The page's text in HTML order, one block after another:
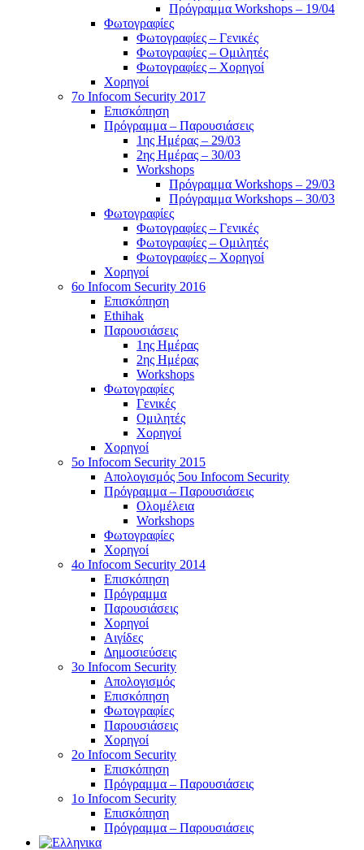
Πρόγραμμα Workshops – 19/04
Φωτογραφίες
Φωτογραφίες – Γενικές
Φωτογραφίες – Ομιλητές
Φωτογραφίες – Χορηγοί
Χορηγοί
7o Infocom Security 2017
Επισκόπηση
Πρόγραμμα – Παρουσιάσεις
1ης Ημέρας – 29/03
2ης Ημέρας – 30/03
Workshops
Πρόγραμμα Workshops – 29/03
Πρόγραμμα Workshops – 30/03
Φωτογραφίες
Φωτογραφίες – Γενικές
Φωτογραφίες – Ομιλητές
Φωτογραφίες – Χορηγοί
Χορηγοί
6o Infocom Security 2016
Επισκόπηση
Ethihak
Παρουσιάσεις
1ης Ημέρας
2ης Ημέρας
Workshops
Φωτογραφίες
Γενικές
Ομιλητές
Χορηγοί
Χορηγοί
5o Infocom Security 2015
Απολογισμός 5ου Infocom Security
Πρόγραμμα – Παρουσιάσεις
Ολομέλεια
Workshops
Φωτογραφίες
Χορηγοί
4ο Infocom Security 2014
Επισκόπηση
Πρόγραμμα
Παρουσιάσεις
Χορηγοί
Αιγίδες
Δημοσιεύσεις
3o Infocom Security
Απολογισμός
Επισκόπηση
Φωτογραφίες
Παρουσιάσεις
Χορηγοί
2o Infocom Security
Επισκόπηση
Πρόγραμμα – Παρουσιάσεις
1ο Infocom Security
Επισκόπηση
Πρόγραμμα – Παρουσιάσεις